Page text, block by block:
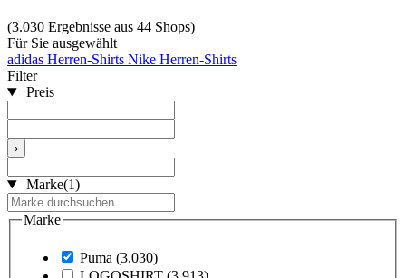
(3.030 Ergebnisse aus 44 Shops)
Für Sie ausgewählt
adidas Herren-Shirts Nike Herren-Shirts
Filter
Preis
›
Marke(1)
Marke
Puma (3.030)